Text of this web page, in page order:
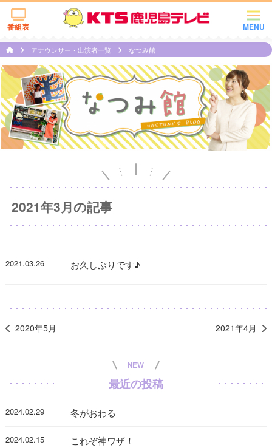
MENU
番組表
アナウンサー・出演者一覧 なつみ館
2021年3月の記事
2021.03.26 お久しぶりです♪
2020年5月 2021年4月
NEW
最近の投稿
2024.02.29 冬がおわる
2024.02.15 これぞ神ワザ！